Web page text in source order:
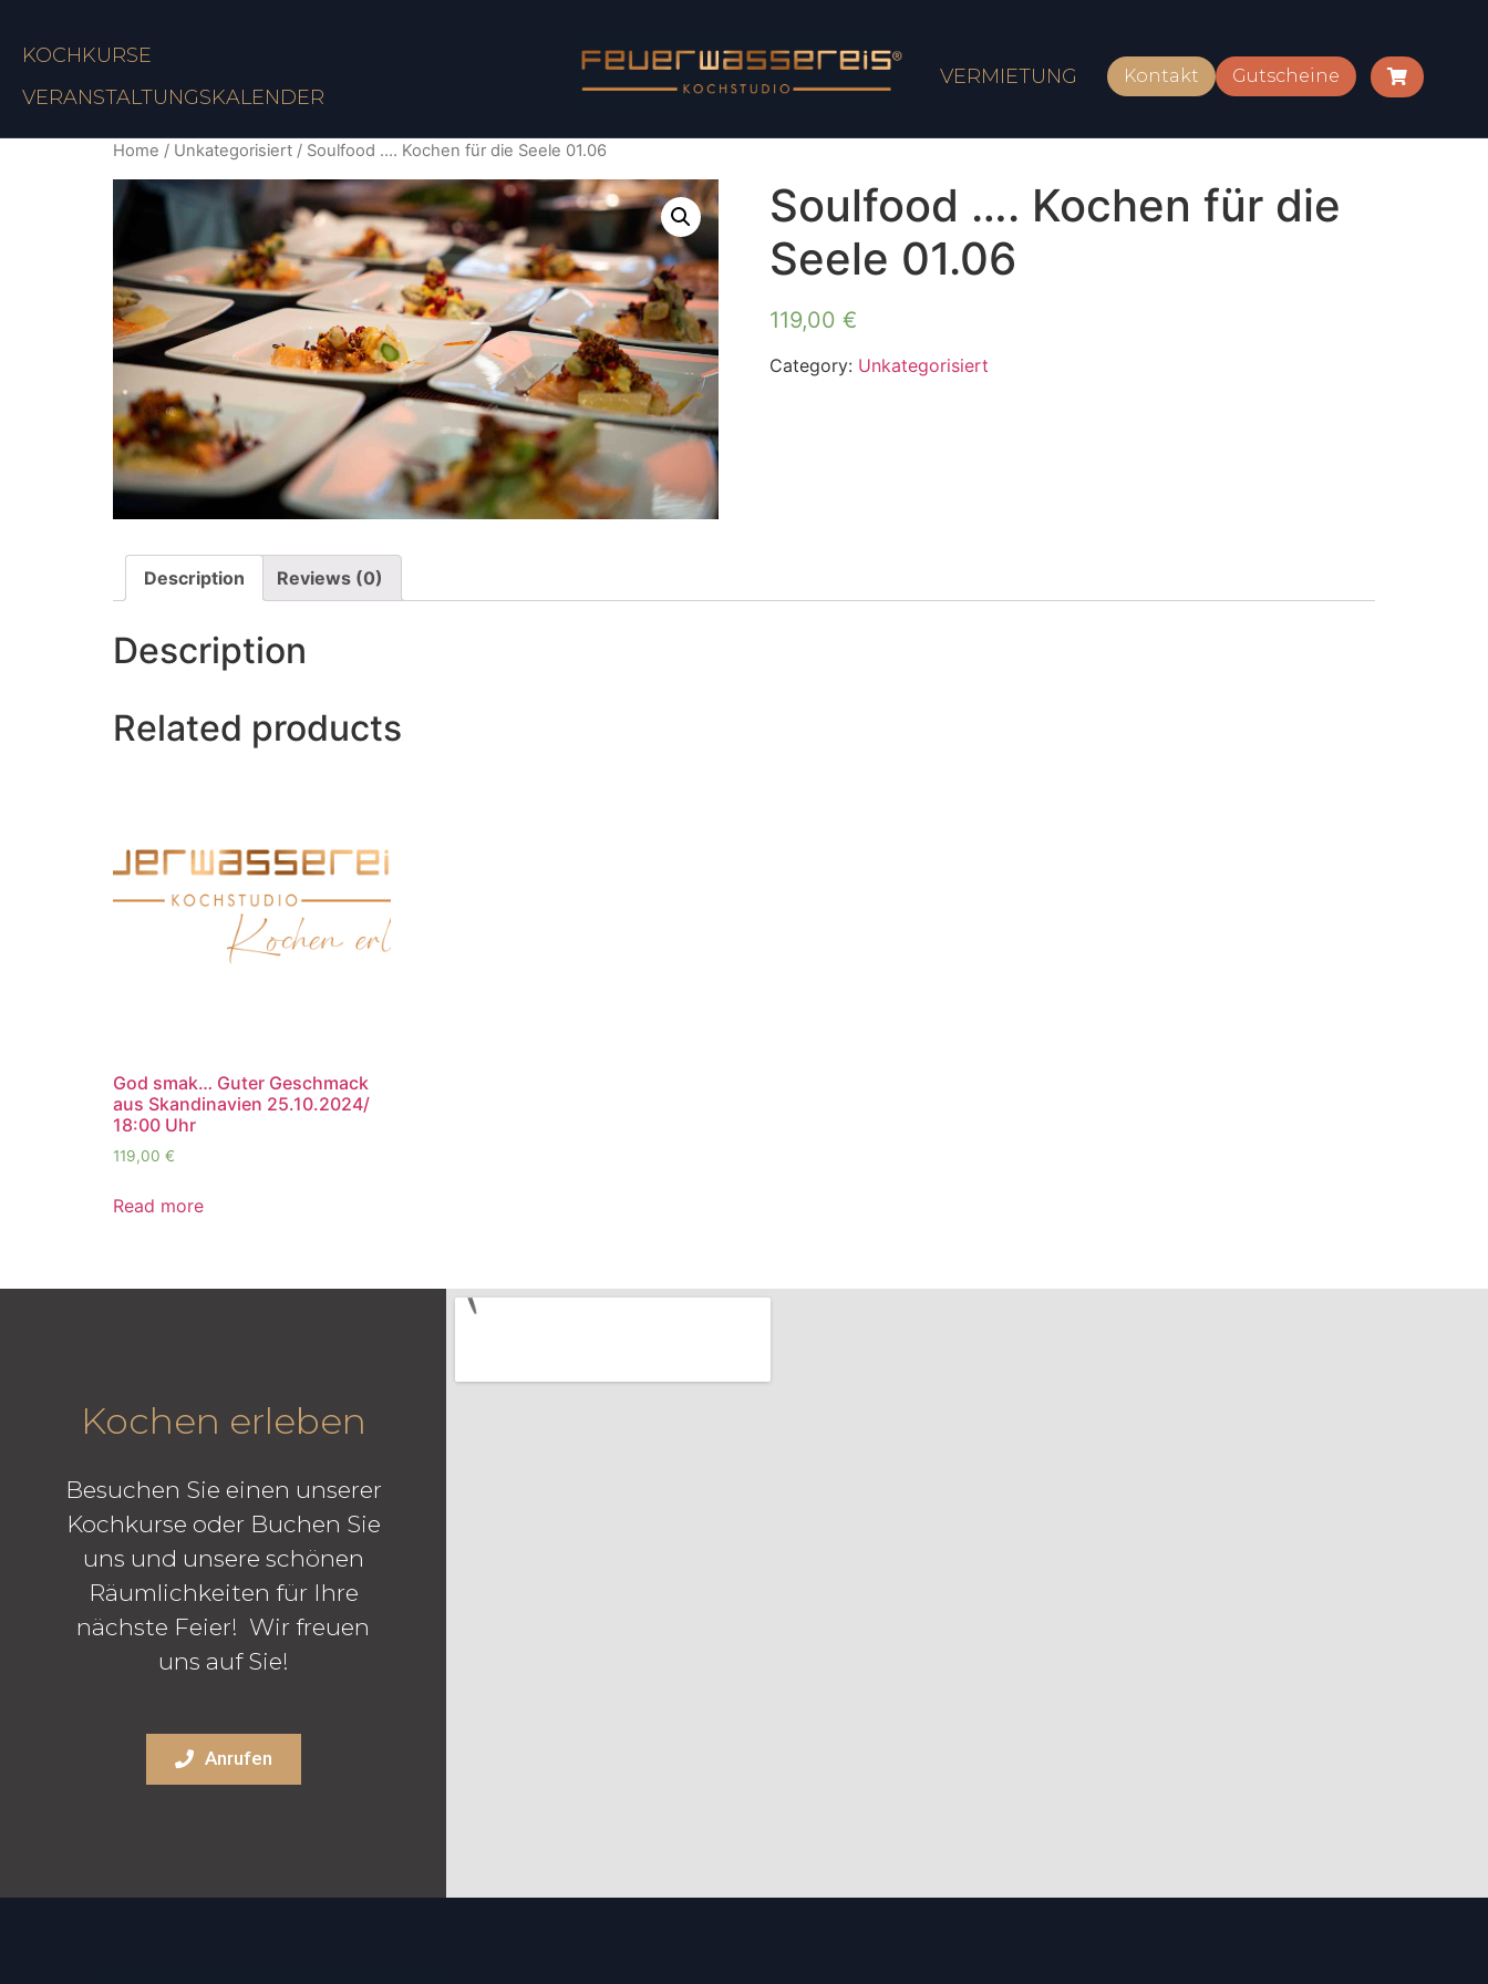
KOCHKURSE
VERANSTALTUNGSKALENDER
VERMIETUNG Kontakt Gutscheine
Home / Unkategorisiert / Soulfood …. Kochen für die Seele 01.06
Soulfood …. Kochen für die
Seele 01.06
119,00 €
Category: Unkategorisiert
Description Reviews (0)
Description
Related products
God smak… Guter Geschmack
aus Skandinavien 25.10.2024/
18:00 Uhr
119,00 €
Read more
Kochen erleben
Besuchen Sie einen unserer
Kochkurse oder Buchen Sie
uns und unsere schönen
Räumlichkeiten für Ihre
nächste Feier! Wir freuen
uns auf Sie!
Anrufen